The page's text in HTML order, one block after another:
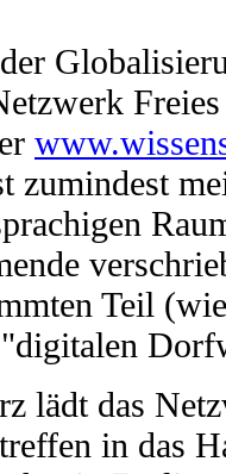
zumindest
Teil
lädt das
in das